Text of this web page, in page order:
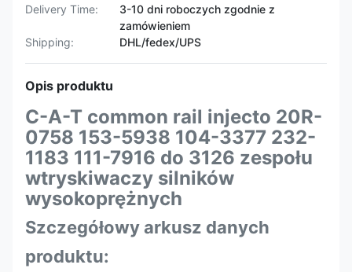
Delivery Time:
3-10 dni roboczych zgodnie z
zamówieniem
Shipping:
DHL/fedex/UPS
Opis produktu
C-A-T common rail injecto 20R-
0758 153-5938 104-3377 232-
1183 111-7916 do 3126 zespołu
wtryskiwaczy silników
wysokoprężnych
Szczegółowy arkusz danych
produktu: